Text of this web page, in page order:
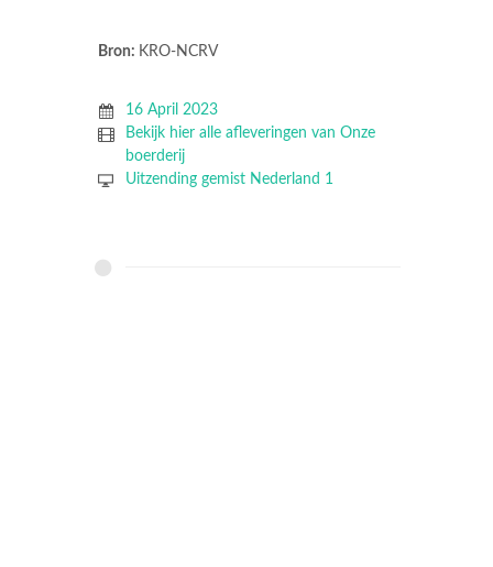
Bron: KRO-NCRV
16 April 2023
Bekijk hier alle afleveringen van Onze
boerderij
Uitzending gemist Nederland 1